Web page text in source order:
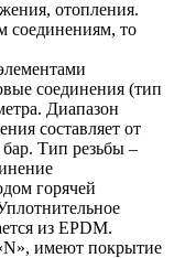
отопления.
соединениям, то
соединения (тип
Диапазон
составляет от
Тип резьбы –
горячей
из EPDM.
имеют покрытие